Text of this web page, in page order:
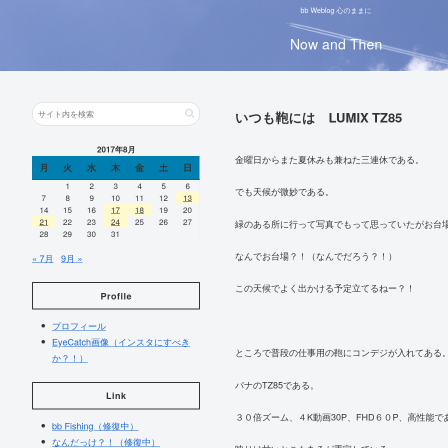
bb Weblog 心のままに
Now and Then
いつも鞄には LUMIX TZ85
金曜日からまた夏休みも兼ねた三連休である。
でも天候が微妙である。
緑のある所に行って写真でもって思っていたがお台
なんでお台場？！（なんでだろう？！）
この天候でよく出かける予定立てるねー？！
ところで普段の仕事用の鞄にコンデジが入れてある。
パナのTZ85である。
３０倍ズーム、４K動画30P、FHD６０P、高性能で
2017年8月
月 火 水 木 金 土 日
1 2 3 4 5
6
7
8 9 10 11 12
13
14
15 16 17 18 19
20
21
22 23 24 25 26
27
28
29 30 31
« 7月 9月 »
Profile
プロフィール
EyeCatch画像（インスタにすべき
か？！）
Link
bb Fishing（修復中）
なんだっけ？！（修復中）